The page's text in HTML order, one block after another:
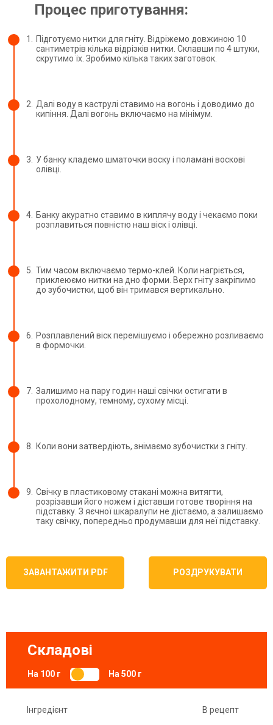
Процес приготування:
1.
Підготуємо нитки для гніту. Відріжемо довжиною 10
сантиметрів кілька відрізків нитки. Склавши по 4 штуки,
скрутимо їх. Зробимо кілька таких заготовок.
2.
Далі воду в каструлі ставимо на вогонь і доводимо до
кипіння. Далі вогонь включаємо на мінімум.
3.
У банку кладемо шматочки воску і поламані воскові
олівці.
4.
Банку акуратно ставимо в киплячу воду і чекаємо поки
розплавиться повністю наш віск і олівці.
5. Тим часом включаємо термо-клей. Коли нагріється,
приклеюємо нитки на дно форми. Верх гніту закріпимо
до зубочистки, щоб він тримався вертикально.
6.
Розплавлений віск перемішуємо і обережно розливаємо
в формочки.
7. Залишимо на пару годин наші свічки остигати в
прохолодному, темному, сухому місці.
8. Коли вони затвердіють, знімаємо зубочистки з гніту.
9. Свічку в пластиковому стакані можна витягти,
розрізавши його ножем і діставши готове творіння на
підставку. З яєчної шкаралупи не дістаємо, а залишаємо
таку свічку, попередньо продумавши для неї підставку.
ЗАВАНТАЖИТИ PDF РОЗДРУКУВАТИ
Складові
На 100 г На 500 г
Інгредієнт В рецепт